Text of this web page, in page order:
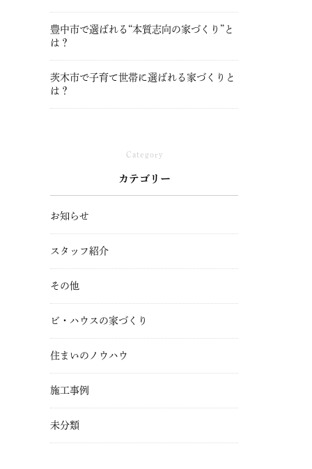
豊中市で選ばれる“本質志向の家づくり”と
は？
茨木市で子育て世帯に選ばれる家づくりと
は？
Category
カテゴリー
お知らせ
スタッフ紹介
その他
ビ・ハウスの家づくり
住まいのノウハウ
施工事例
未分類